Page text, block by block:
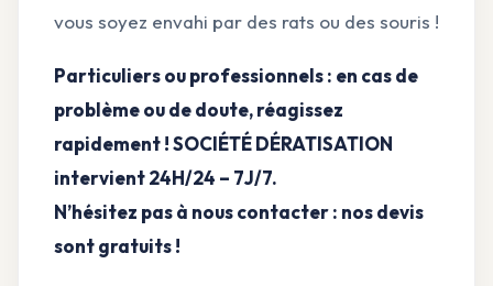
vous soyez envahi par des rats ou des souris !
Particuliers ou professionnels : en cas de
problème ou de doute, réagissez
rapidement ! SOCIÉTÉ DÉRATISATION
intervient 24H/24 – 7J/7.
N’hésitez pas à nous contacter : nos devis
sont gratuits !